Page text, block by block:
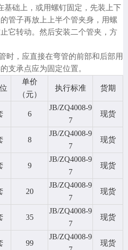
基础上，或用螺钉固定，先装上下
管子再放上上半个管夹身，用螺
它转动。然后安装二个管夹，方
时，应直接在弯管的前部和后部用
支承点应为固定位置。
单价
（元）
执行标准 货期
6
JB/ZQ4008-9
7
现货
8
JB/ZQ4008-9
7
现货
9
JB/ZQ4008-9
7
现货
20
JB/ZQ4008-9
7
现货
35
JB/ZQ4008-9
7
现货
99
JB/ZQ4008-9
现货